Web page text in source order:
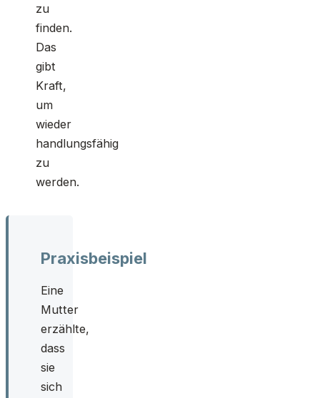
zu
finden.
Das
gibt
Kraft,
um
wieder
handlungsfähig
zu
werden.
Praxisbeispiel
Eine
Mutter
erzählte,
dass
sie
sich